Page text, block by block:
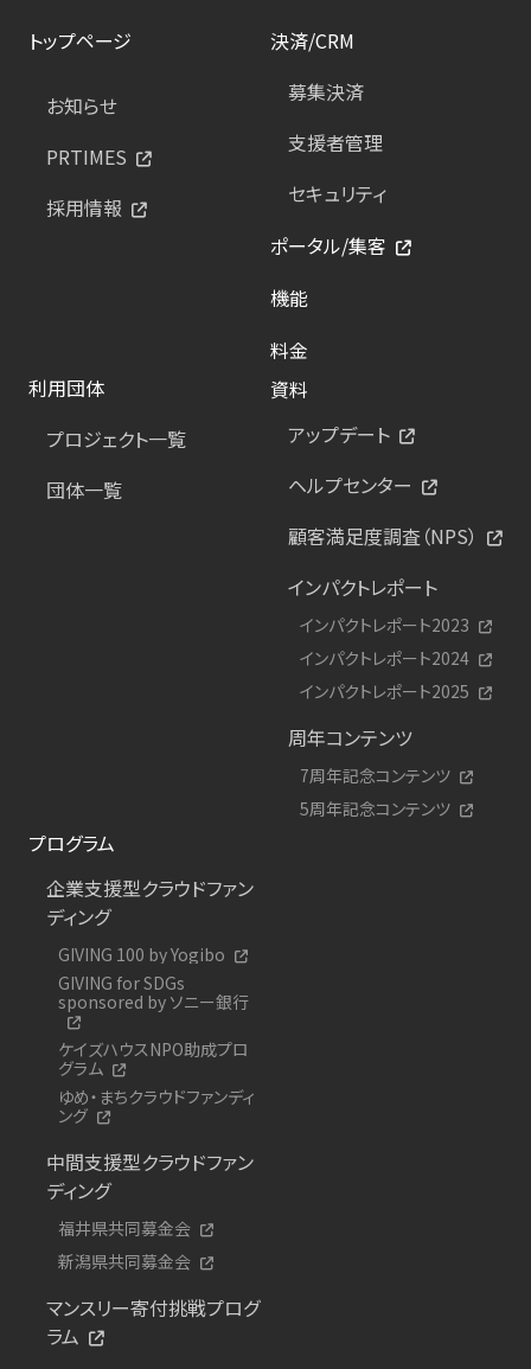
トップページ
お知らせ
PRTIMES
採用情報
決済/CRM
募集決済
支援者管理
セキュリティ
ポータル/集客
機能
料金
利用団体
プロジェクト一覧
団体一覧
資料
アップデート
ヘルプセンター
顧客満足度調査（NPS）
インパクトレポート
インパクトレポート2023
インパクトレポート2024
インパクトレポート2025
周年コンテンツ
7周年記念コンテンツ
5周年記念コンテンツ
プログラム
企業支援型クラウドファン
ディング
GIVING 100 by Yogibo
GIVING for SDGs
sponsored by ソニー銀行
ケイズハウスNPO助成プロ
グラム
ゆめ・まちクラウドファンディ
ング
中間支援型クラウドファン
ディング
福井県共同募金会
新潟県共同募金会
マンスリー寄付挑戦プログ
ラム